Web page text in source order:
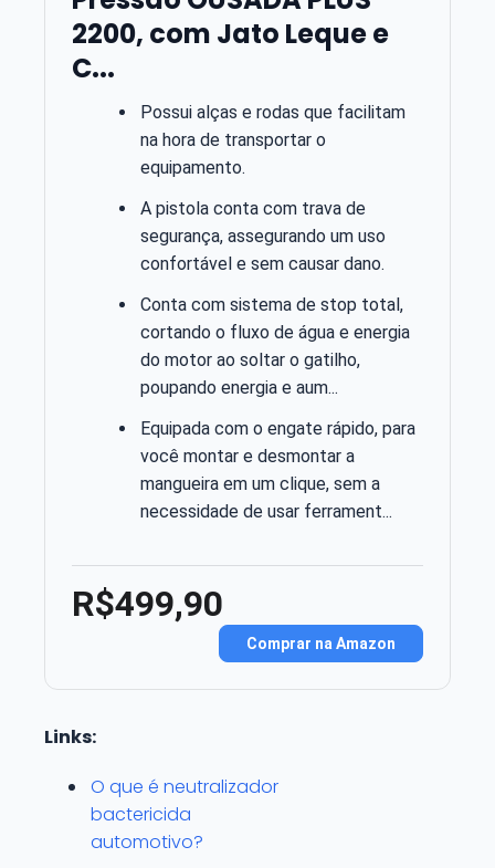
2200, com Jato Leque e
C...
Possui alças e rodas que facilitam
na hora de transportar o
equipamento.
A pistola conta com trava de
segurança, assegurando um uso
confortável e sem causar dano.
Conta com sistema de stop total,
cortando o fluxo de água e energia
do motor ao soltar o gatilho,
poupando energia e aum...
Equipada com o engate rápido, para
você montar e desmontar a
mangueira em um clique, sem a
necessidade de usar ferrament...
R$499,90
Comprar na Amazon
Links:
O que é neutralizador
bactericida
automotivo?